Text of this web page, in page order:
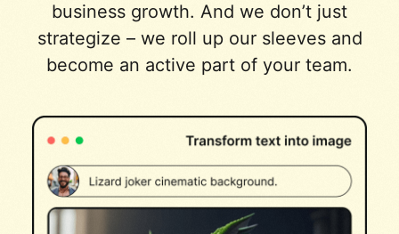
business growth. And we don’t just
strategize – we roll up our sleeves and
become an active part of your team.